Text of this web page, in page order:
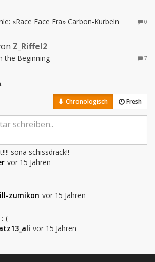
«Race Face Era» Carbon-Kurbeln 0
Z_Riffel2
the Beginning 7
Chronologisch Fresh
sonä schissdräck!!
vor 15 Jahren
zumikon vor 15 Jahren
(
vor 15 Jahren